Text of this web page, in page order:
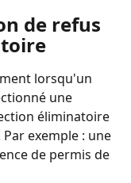
de refus
lorsqu'un
une
éliminatoire
exemple : une
de permis de